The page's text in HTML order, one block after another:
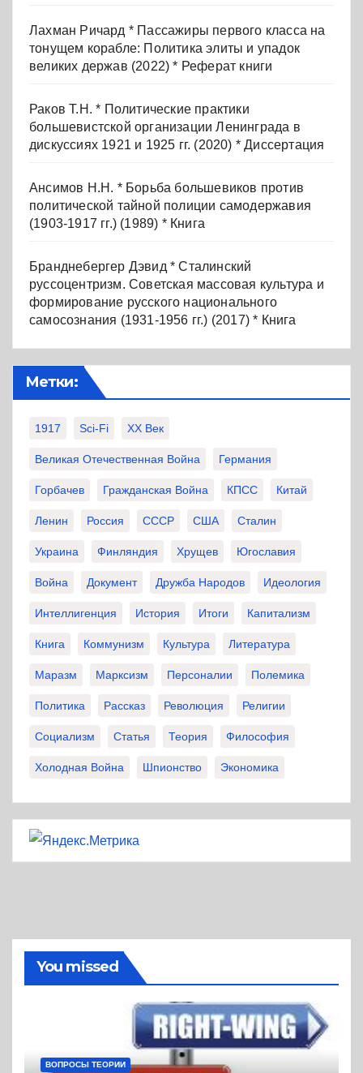
Лахман Ричард * Пассажиры первого класса на
тонущем корабле: Политика элиты и упадок
великих держав (2022) * Реферат книги
Раков Т.Н. * Политические практики
большевистской организации Ленинграда в
дискуссиях 1921 и 1925 гг. (2020) * Диссертация
Ансимов Н.Н. * Борьба большевиков против
политической тайной полиции самодержавия
(1903-1917 гг.) (1989) * Книга
Бранднебергер Дэвид * Сталинский
руссоцентризм. Советская массовая культура и
формирование русского национального
самосознания (1931-1956 гг.) (2017) * Книга
Метки:
1917 Sci-Fi XX Век
Великая Отечественная Война Германия
Горбачев Гражданская Война КПСС Китай
Ленин Россия СССР США Сталин
Украина Финляндия Хрущев Югославия
Война Документ Дружба Народов Идеология
Интеллигенция История Итоги Капитализм
Книга Коммунизм Культура Литература
Маразм Марксизм Персоналии Полемика
Политика Рассказ Революция Религии
Социализм Статья Теория Философия
Холодная Война Шпионство Экономика
You missed
ВОПРОСЫ ТЕОРИИ